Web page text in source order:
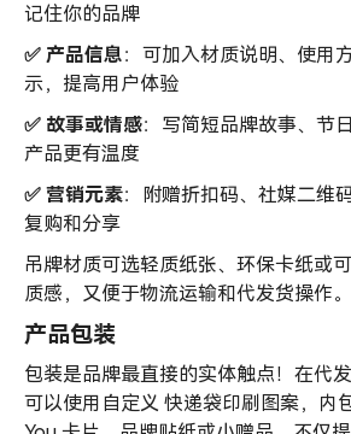
记住你的品牌
✅ 产品信息：可加入材质说明、使用
示，提高用户体验
✅ 故事或情感：写简短品牌故事、节
产品更有温度
✅ 营销元素：附赠折扣码、社媒二维
复购和分享
吊牌材质可选轻质纸张、环保卡纸或
质感，又便于物流运输和代发货操作。
产品包装
包装是品牌最直接的实体触点！在代
可以使用自定义 快递袋印刷图案，内